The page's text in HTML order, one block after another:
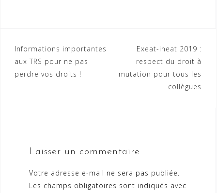
Navigation
de
l’article
Informations importantes
aux TRS pour ne pas
perdre vos droits !
Exeat-ineat 2019 :
respect du droit à
mutation pour tous les
collègues
Laisser un commentaire
Votre adresse e-mail ne sera pas publiée.
Les champs obligatoires sont indiqués avec